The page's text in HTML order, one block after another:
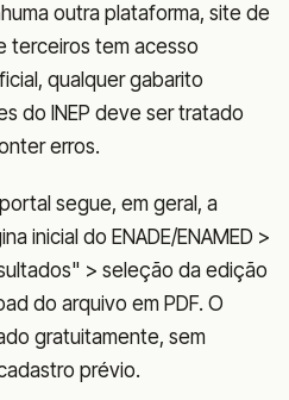
outra plataforma, site de
terceiros tem acesso
qualquer gabarito
do INEP deve ser tratado
erros.
segue, em geral, a
inicial do ENADE/ENAMED >
> seleção da edição
do arquivo em PDF. O
gratuitamente, sem
prévio.